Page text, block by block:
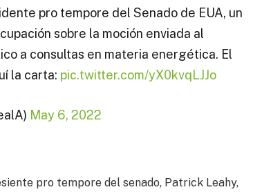
pro tempore del Senado de EUA, un
sobre la moción enviada al
a consultas en materia energética. El
la carta: pic.twitter.com/yX0kvqLJJo
May 6, 2022
pro tempore del senado, Patrick Leahy,